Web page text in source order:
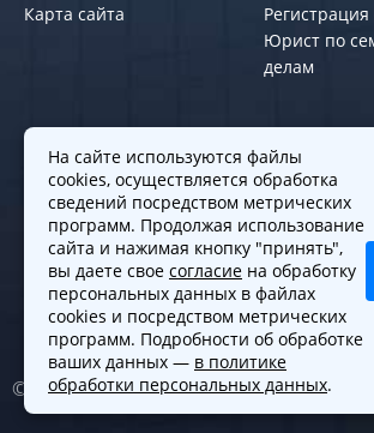
Карта сайта
Юрист по
делам
Политики и правила
Политика обработки персональных
данных
Согласие на обработку cookies
Согласие на обработку персональных
данных
© 2010-2026. Все права защищены
На сайте используются файлы
cookies, осуществляется обработка
сведений посредством метрических
программ. Продолжая использование
сайта и нажимая кнопку "принять",
вы даете свое согласие на обработку
персональных данных в файлах
cookies и посредством метрических
программ. Подробности об обработке
ваших данных — в политике
обработки персональных данных.